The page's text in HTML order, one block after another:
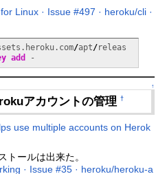
Linux · Issue #497 · heroku/cli ·
/apt/releas
add -
↑
アカウントの管理†
use multiple accounts on Herok
トールは出来た。
· Issue #35 · heroku/heroku-a